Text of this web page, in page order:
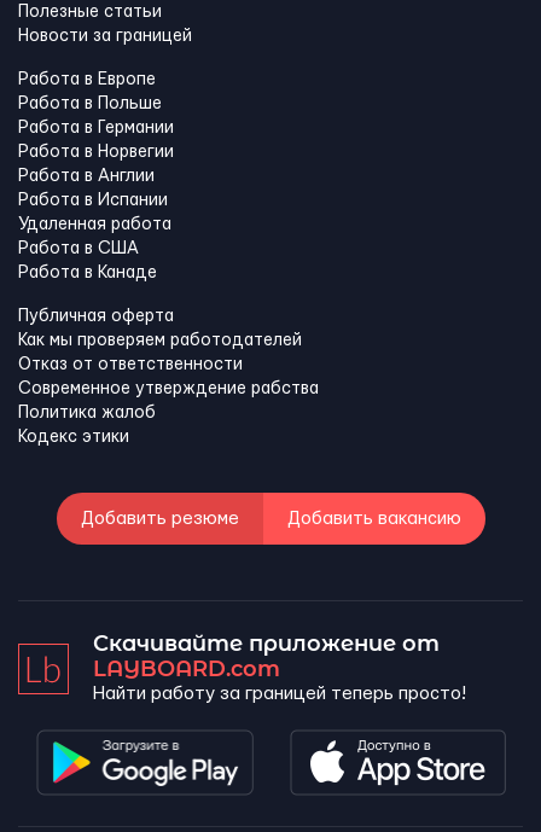
Полезные статьи
Новости за границей
Работа в Европе
Работа в Польше
Работа в Германии
Работа в Норвегии
Работа в Англии
Работа в Испании
Удаленная работа
Работа в США
Работа в Канадe
Публичная оферта
Как мы проверяем работодателей
Отказ от ответственности
Современное утверждение рабства
Политика жалоб
Кодекс этики
Добавить резюме Добавить вакансию
Скачивайте приложение от
LAYBOARD.com
Найти работу за границей теперь просто!